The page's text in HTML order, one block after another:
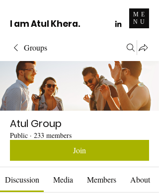
I am Atul Khera.
ME
NU
Groups
Atul Group
Public · 233 members
Join
Discussion Media Members About